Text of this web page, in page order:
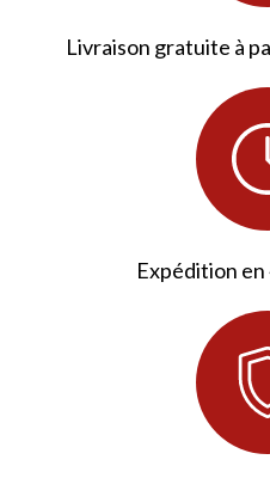
Livraison gratuite à
Expédition